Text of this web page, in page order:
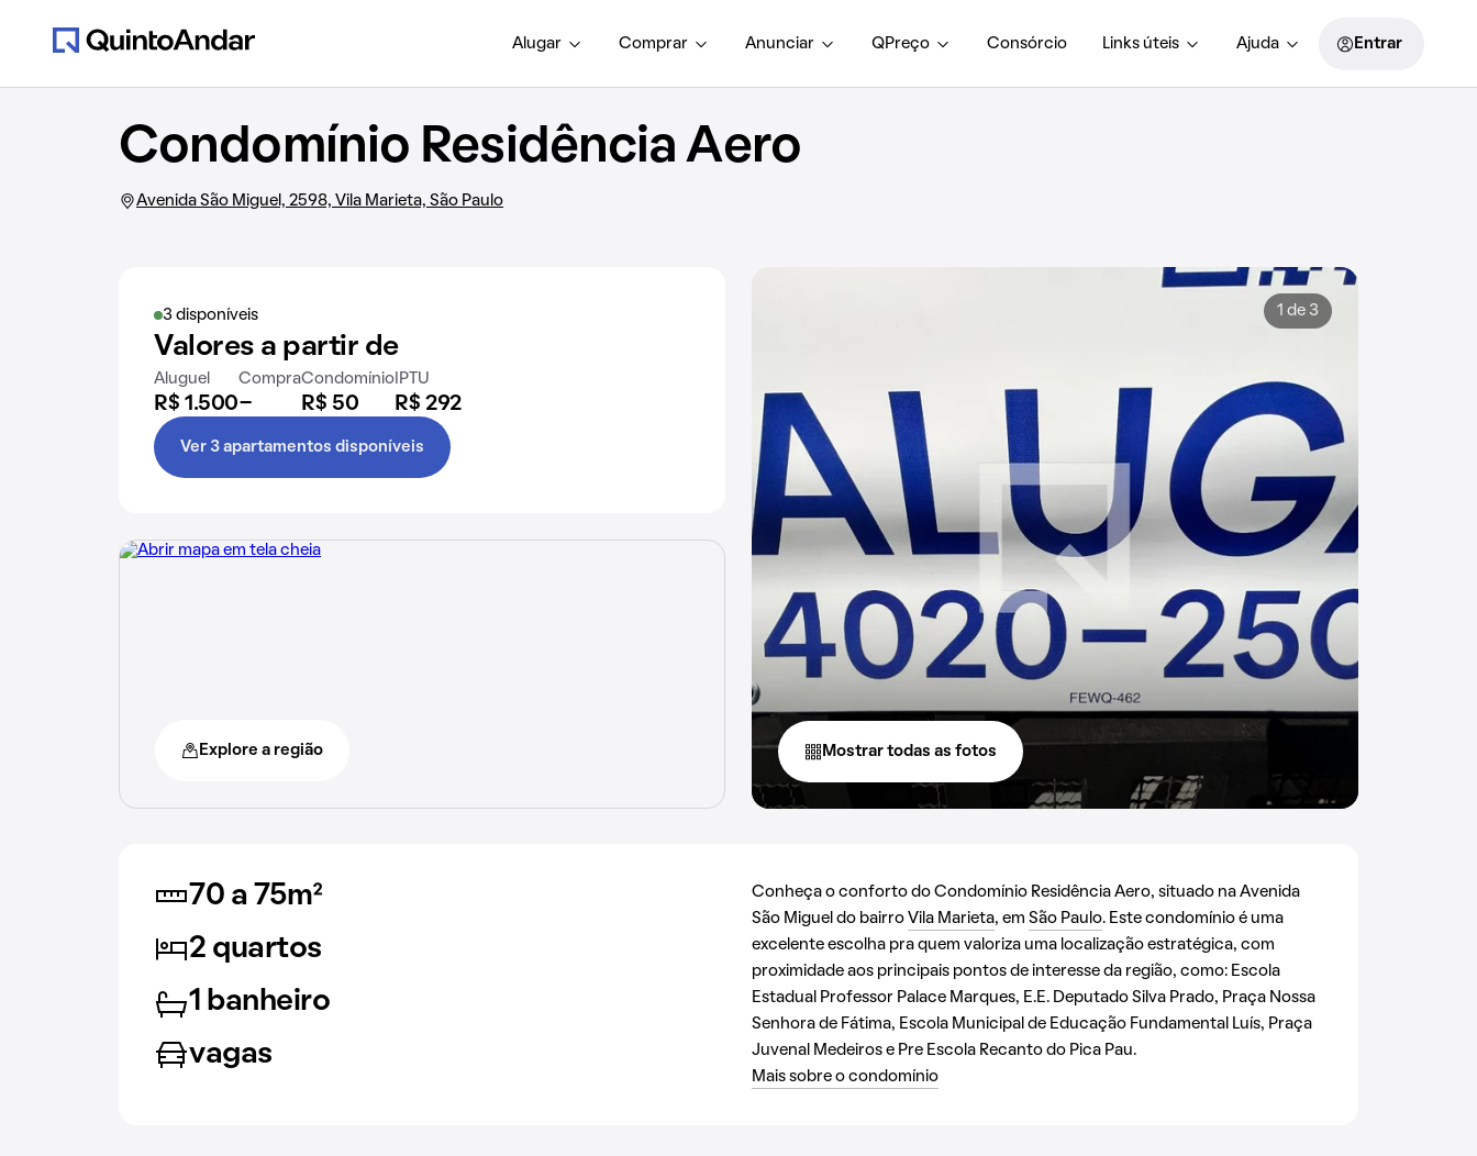
Alugar Comprar Anunciar QPreço Consórcio Links úteis Ajuda Entrar
Condomínio Residência Aero
Avenida São Miguel, 2598, Vila Marieta, São Paulo
3 disponíveis
Valores a partir de
Aluguel
R$ 1.500
Compra
-
Condomínio
R$ 50
IPTU
R$ 292
Ver 3 apartamentos disponíveis
Explore a região
1 de 3
Mostrar todas as fotos
70 a 75m²
2 quartos
1 banheiro
vagas
Conheça o conforto do Condomínio Residência Aero, situado na Avenida
São Miguel do bairro Vila Marieta, em São Paulo. Este condomínio é uma
excelente escolha pra quem valoriza uma localização estratégica, com
proximidade aos principais pontos de interesse da região, como: Escola
Estadual Professor Palace Marques, E.E. Deputado Silva Prado, Praça Nossa
Senhora de Fátima, Escola Municipal de Educação Fundamental Luís, Praça
Juvenal Medeiros e Pre Escola Recanto do Pica Pau.
Mais sobre o condomínio